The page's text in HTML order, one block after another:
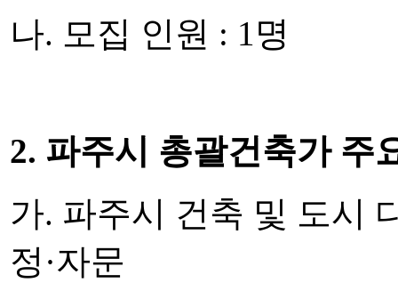
나. 모집 인원 : 1명
2. 파주시 총괄건축가 주
가. 파주시 건축 및 도시
정·자문